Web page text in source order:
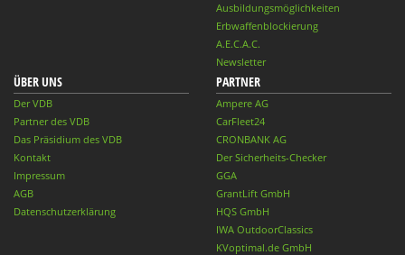
Ausbildungsmöglichkeiten
Erbwaffenblockierung
A.E.C.A.C.
Newsletter
ÜBER UNS
Der VDB
Partner des VDB
Das Präsidium des VDB
Kontakt
Impressum
AGB
Datenschutzerklärung
PARTNER
Ampere AG
CarFleet24
CRONBANK AG
Der Sicherheits-Checker
GGA
GrantLift GmbH
HQS GmbH
IWA OutdoorClassics
KVoptimal.de GmbH